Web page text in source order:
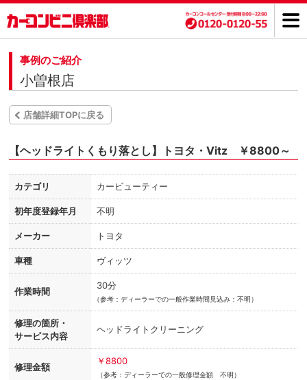
事例のご紹介
小曽根店
店舗詳細TOPに戻る
【ヘッドライトくもり落とし】トヨタ・Vitz ￥8800～
カテゴリ カービューティー
初年度登録年月 不明
メーカー トヨタ
車種 ヴィッツ
作業時間
30分
（参考：ディーラーでの一般作業時間見込み：不明）
修理の箇所・
サービス内容
ヘッドライトクリーニング
修理金額
￥8800
（参考：ディーラーでの一般修理金額 不明）